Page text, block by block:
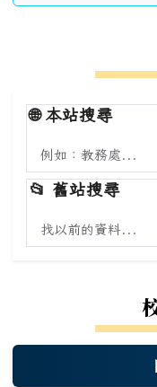
🌐本站搜尋
搜尋本站內容
📂 舊站搜尋
搜尋舊站內容